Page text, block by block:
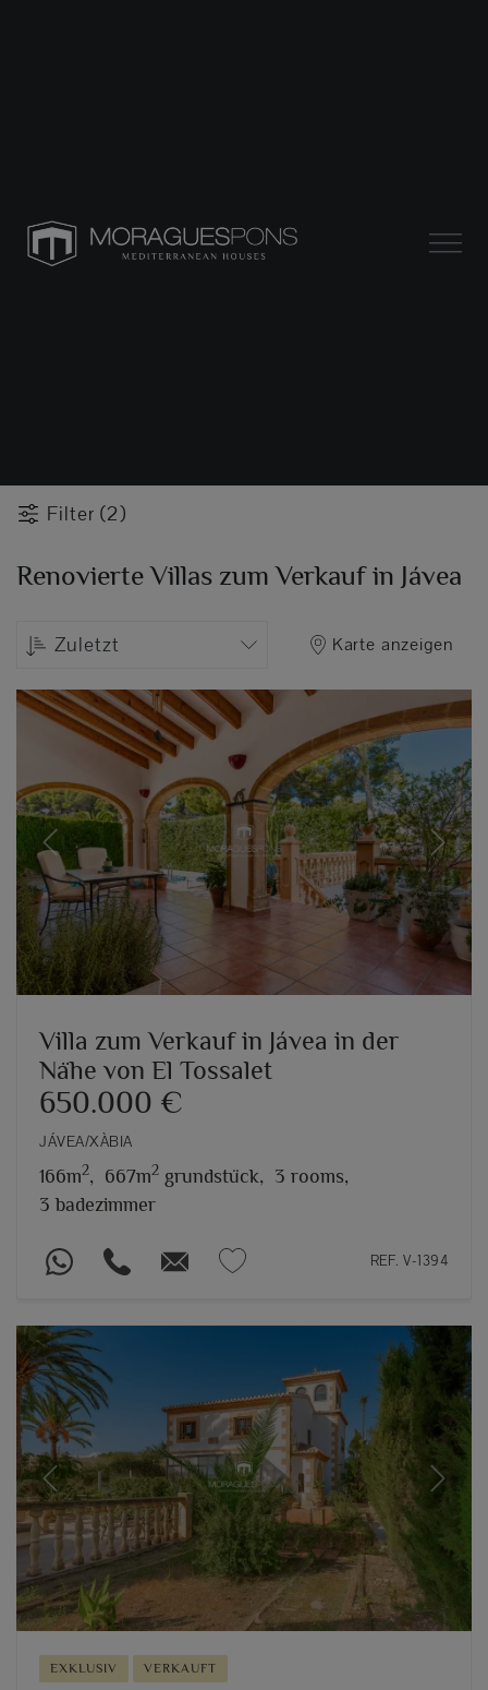
Filter (2)
Renovierte Villas zum Verkauf in Jávea
Zuletzt Karte anzeigen
Previous Next
Villa zum Verkauf in Jávea in der
Nähe von El Tossalet
650.000 €
JÁVEA/XÀBIA
166m2, 667m2 grundstück, 3 rooms,
3 badezimmer
REF. V-1394
Previous Next
EXKLUSIV VERKAUFT